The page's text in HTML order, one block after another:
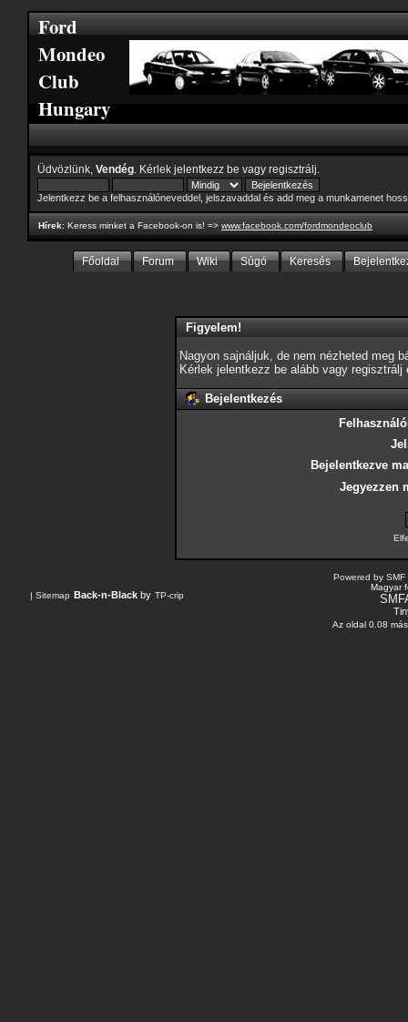
Ford
Mondeo
Club
Hungary
Üdvözlünk, Vendég . Kérlek jelentkezz be vagy regisztrálj
Jelentkezz be a felhasználóneveddel, jelszavaddal és add meg a munkamenet
Hírek: Keress minket a Facebook-on is! => www.facebook.com/fordmondeoclub
Főoldal Forum Wiki Súgó Keresés
Figyelem!
Nagyon sajnáljuk, de nem nézheted meg
Kérlek jelentkezz be alább vagy regisztrálj
Bejelentkezés
Bejelentkezve
Jegyezzen
| Sitemap Back-n-Black by TP-crip
Powered by SMF
Magyar
Az oldal 0.08